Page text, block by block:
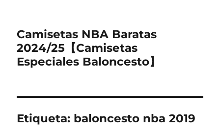
Camisetas NBA Baratas
2024/25【Camisetas
Especiales Baloncesto】
Etiqueta: baloncesto nba 2019